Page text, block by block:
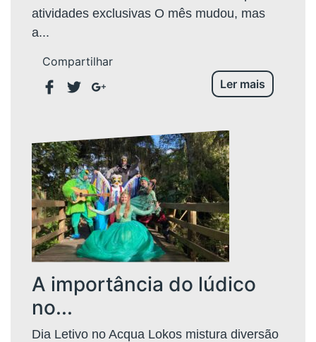
atividades exclusivas O mês mudou, mas
a...
Compartilhar
Ler mais
A importância do lúdico
no...
Dia Letivo no Acqua Lokos mistura diversão